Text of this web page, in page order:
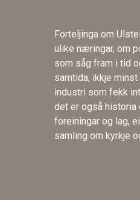
Forteljinga om
ulike næringar, om
som såg fram i tid
samtida; ikkje
industri som fekk
det er også historia
foreiningar og lag,
samling om kyrkje